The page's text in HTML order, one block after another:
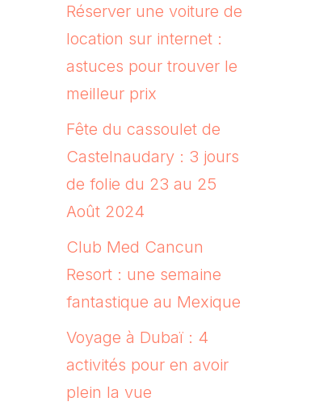
Réserver une voiture de
location sur internet :
astuces pour trouver le
meilleur prix
Fête du cassoulet de
Castelnaudary : 3 jours
de folie du 23 au 25
Août 2024
Club Med Cancun
Resort : une semaine
fantastique au Mexique
Voyage à Dubaï : 4
activités pour en avoir
plein la vue